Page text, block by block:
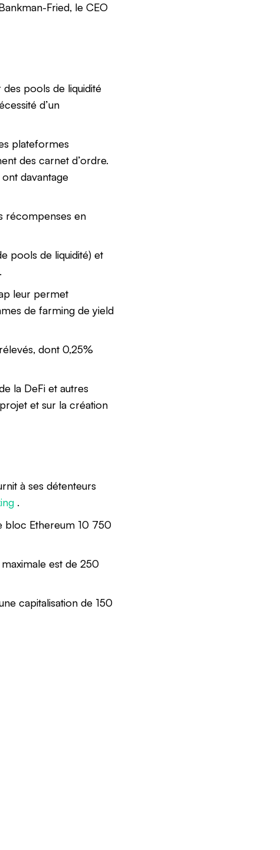
Fried, le CEO
des pools de liquidité
d’un
plateformes
des carnet d’ordre.
ont davantage
récompenses en
pools de liquidité) et
leur permet
de farming de yield
dont 0,25%
la DeFi et autres
et sur la création
à ses détenteurs
.
bloc Ethereum 10 750
est de 250
capitalisation de 150